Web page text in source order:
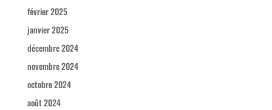
février 2025
janvier 2025
décembre 2024
novembre 2024
octobre 2024
août 2024